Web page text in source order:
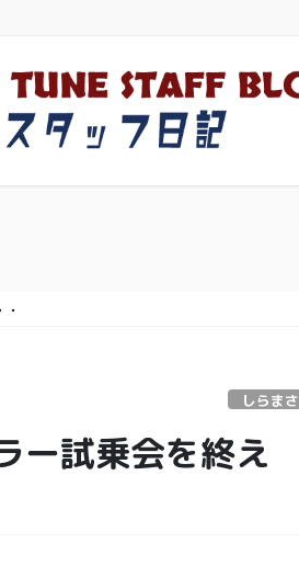
しらまさ
ー試乗会を終え